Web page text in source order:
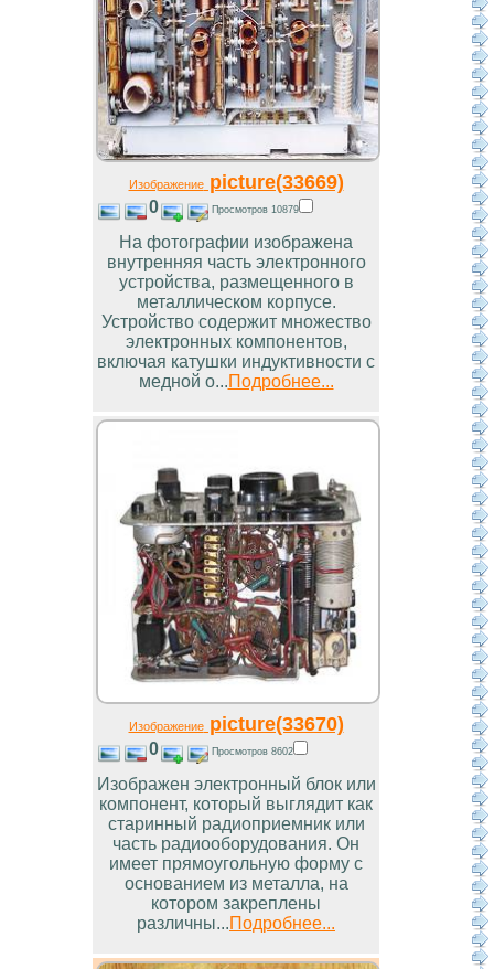
Изображениеpicture(33669)
0 Просмотров 10879
На фотографии изображена
внутренняя часть электронного
устройства, размещенного в
металлическом корпусе.
Устройство содержит множество
электронных компонентов,
включая катушки индуктивности с
медной о...Подробнее...
Изображениеpicture(33670)
0 Просмотров 8602
Изображен электронный блок или
компонент, который выглядит как
старинный радиоприемник или
часть радиооборудования. Он
имеет прямоугольную форму с
основанием из металла, на
котором закреплены
различны...Подробнее...